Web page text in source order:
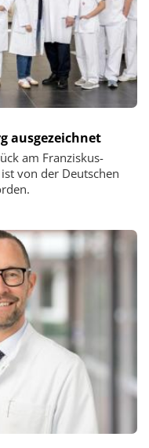
ausgezeichnet
am Franziskus-
von der Deutschen